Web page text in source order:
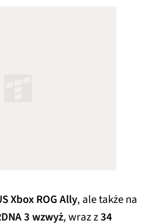
Xbox ROG Ally, ale także na
3 wzwyż, wraz z34